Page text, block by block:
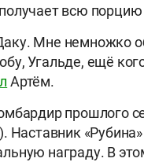
всю
Мне немножко
Угальде, ещё
Артём.
прошлого
Наставник «Рубина»
награду. В